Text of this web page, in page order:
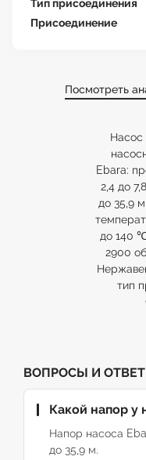
Тип присоединения
Присоединение
Посмотреть
Насос
Ebara:
2,4 до
до 35,9
до 140
2900
тип
ВОПРОСЫ И
Какой напор у
Напор насоса
до 35,9 м.